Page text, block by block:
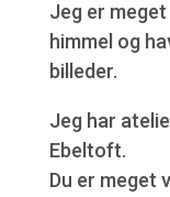
Jeg er
himmel og
billeder.
Jeg har
Ebeltoft.
Du er meget